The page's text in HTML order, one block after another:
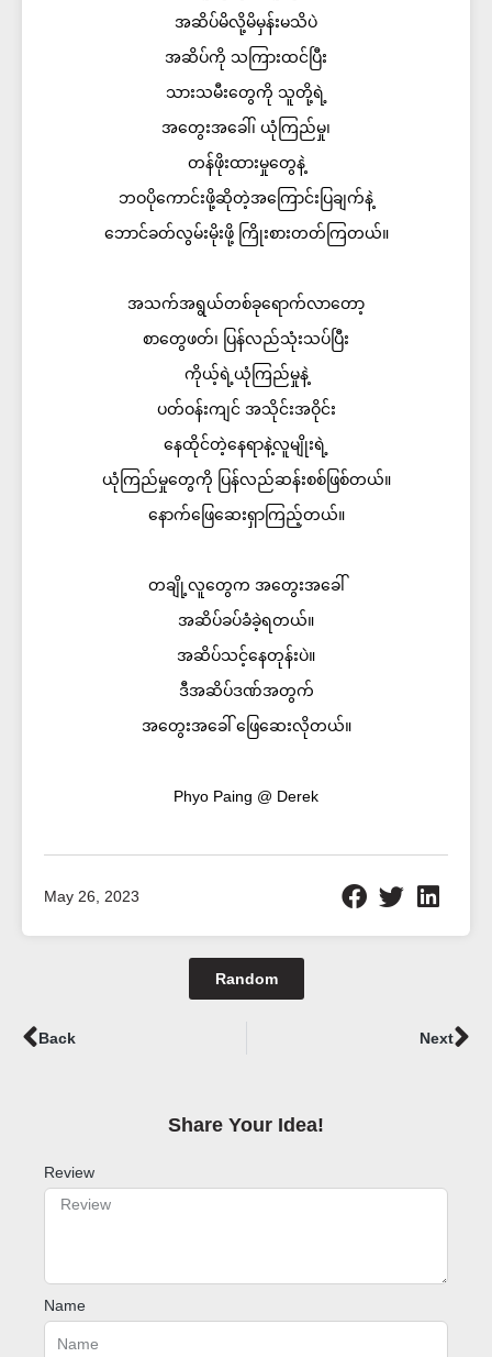
အဆိပ်မိလို့မိမှန်းမသိပဲ
အဆိပ်ကို သကြားထင်ပြီး
သားသမီးတွေကို သူတို့ရဲ့
အတွေးအခေါ်၊ ယုံကြည်မှု၊
တန်ဖိုးထားမှုတွေနဲ့
ဘဝပိုကောင်းဖို့ဆိုတဲ့အကြောင်းပြချက်နဲ့
ဘောင်ခတ်လွမ်းမိုးဖို့ ကြိုးစားတတ်ကြတယ်။
အသက်အရွယ်တစ်ခုရောက်လာတော့
စာတွေဖတ်၊ ပြန်လည်သုံးသပ်ပြီး
ကိုယ့်ရဲ့ယုံကြည်မှုနဲ့
ပတ်ဝန်းကျင် အသိုင်းအဝိုင်း
နေထိုင်တဲ့နေရာနဲ့လူမျိုးရဲ့
ယုံကြည်မှုတွေကို ပြန်လည်ဆန်းစစ်ဖြစ်တယ်။
နောက်ဖြေဆေးရှာကြည့်တယ်။
တချို့လူတွေက အတွေးအခေါ်
အဆိပ်ခပ်ခံခဲ့ရတယ်။
အဆိပ်သင့်နေတုန်းပဲ။
ဒီအဆိပ်ဒဏ်အတွက်
အတွေးအခေါ် ဖြေဆေးလိုတယ်။
Phyo Paing @ Derek
May 26, 2023
Random
Prev
Back Next
Share Your Idea!​
Review
Name